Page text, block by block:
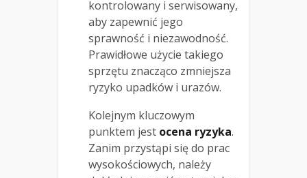
kontrolowany i serwisowany,
aby zapewnić jego
sprawność i niezawodność.
Prawidłowe użycie takiego
sprzętu znacząco zmniejsza
ryzyko upadków i urazów.
Kolejnym kluczowym
punktem jest ocena ryzyka.
Zanim przystąpi się do prac
wysokościowych, należy